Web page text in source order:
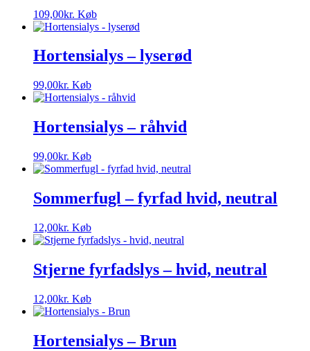
109,00kr. Køb
Hortensialys – lyserød
99,00kr. Køb
Hortensialys – råhvid
99,00kr. Køb
Sommerfugl – fyrfad hvid, neutral
12,00kr. Køb
Stjerne fyrfadslys – hvid, neutral
12,00kr. Køb
Hortensialys – Brun